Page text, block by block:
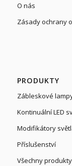
O nás
Zásady ochrany
PRODUKTY
Zábleskové
Kontinuální LED
Modifikátory
Příslušenství
Všechny produkty